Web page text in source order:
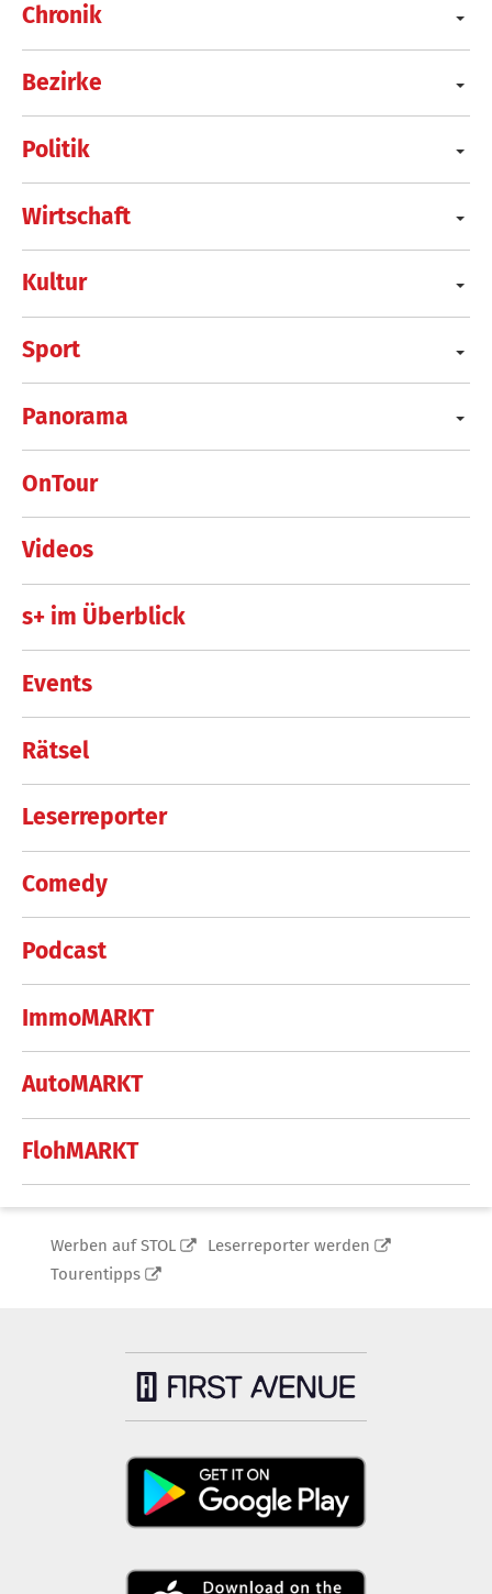
Chronik
Bezirke
Politik
Wirtschaft
Kultur
Sport
Panorama
OnTour
Videos
s+ im Überblick
Events
Rätsel
Leserreporter
Comedy
Podcast
ImmoMARKT
AutoMARKT
FlohMARKT
Werben auf STOL
Leserreporter werden
Tourentipps